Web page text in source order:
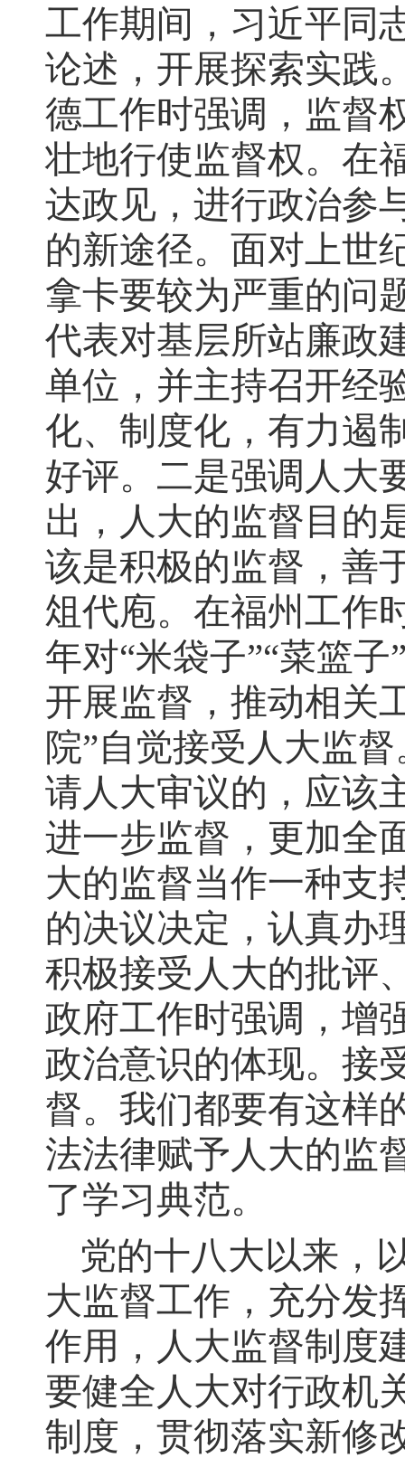
工作期间，习近平同
论述，开展探索实践
德工作时强调，监督
壮地行使监督权。在
达政见，进行政治参
的新途径。面对上世
拿卡要较为严重的问
代表对基层所站廉政
单位，并主持召开经
化、制度化，有力遏
好评。二是强调人大
出，人大的监督目的
该是积极的监督，善
俎代庖。在福州工作
年对“米袋子”“菜篮
开展监督，推动相关
院”自觉接受人大监
请人大审议的，应该
进一步监督，更加全
大的监督当作一种支
的决议决定，认真办
积极接受人大的批评
政府工作时强调，增
政治意识的体现。接
督。我们都要有这样
法法律赋予人大的监
了学习典范。
党的十八大以来，
大监督工作，充分发
作用，人大监督制度
要健全人大对行政机
制度，贯彻落实新修